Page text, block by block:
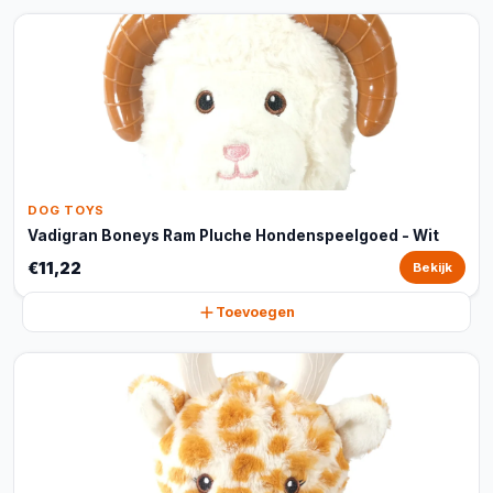
DOG TOYS
Vadigran Boneys Ram Pluche Hondenspeelgoed - Wit
€11,22 Bekijk
Toevoegen